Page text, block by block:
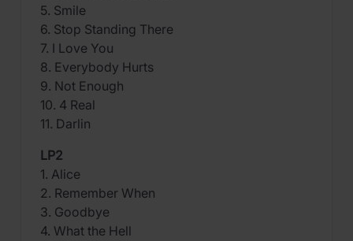
5. Smile
6. Stop Standing There
7. I Love You
8. Everybody Hurts
9. Not Enough
10. 4 Real
11. Darlin
LP2
1. Alice
2. Remember When
3. Goodbye
4. What the Hell